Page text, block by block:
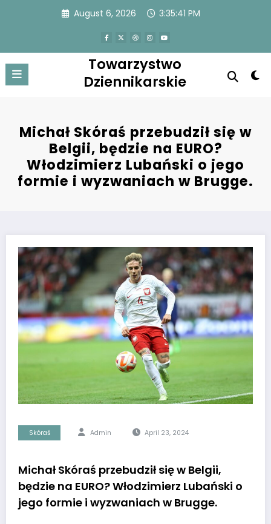
August 6, 2026 3:35:41 PM
Towarzystwo
Dziennikarskie
Michał Skóraś przebudził się w
Belgii, będzie na EURO?
Włodzimierz Lubański o jego
formie i wyzwaniach w Brugge.
Skóraś Admin April 23, 2024
Michał Skóraś przebudził się w Belgii,
będzie na EURO? Włodzimierz Lubański o
jego formie i wyzwaniach w Brugge.